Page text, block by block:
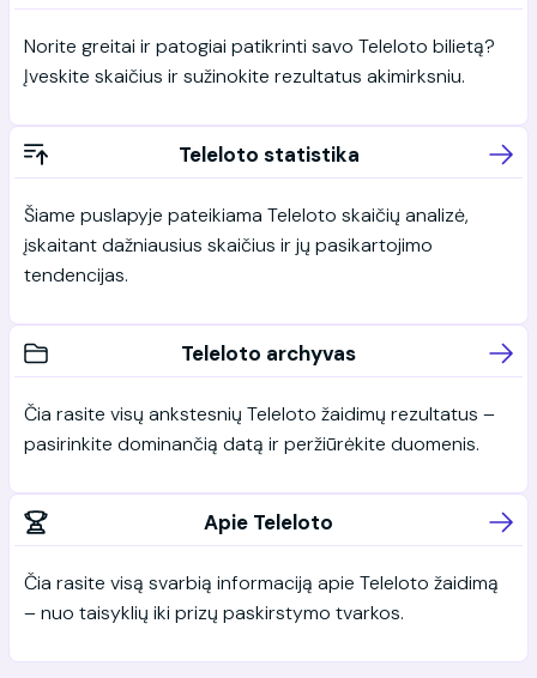
Norite greitai ir patogiai patikrinti savo Teleloto bilietą?
Įveskite skaičius ir sužinokite rezultatus akimirksniu.
Teleloto statistika
Šiame puslapyje pateikiama Teleloto skaičių analizė,
įskaitant dažniausius skaičius ir jų pasikartojimo
tendencijas.
Teleloto archyvas
Čia rasite visų ankstesnių Teleloto žaidimų rezultatus –
pasirinkite dominančią datą ir peržiūrėkite duomenis.
Apie Teleloto
Čia rasite visą svarbią informaciją apie Teleloto žaidimą
– nuo taisyklių iki prizų paskirstymo tvarkos.